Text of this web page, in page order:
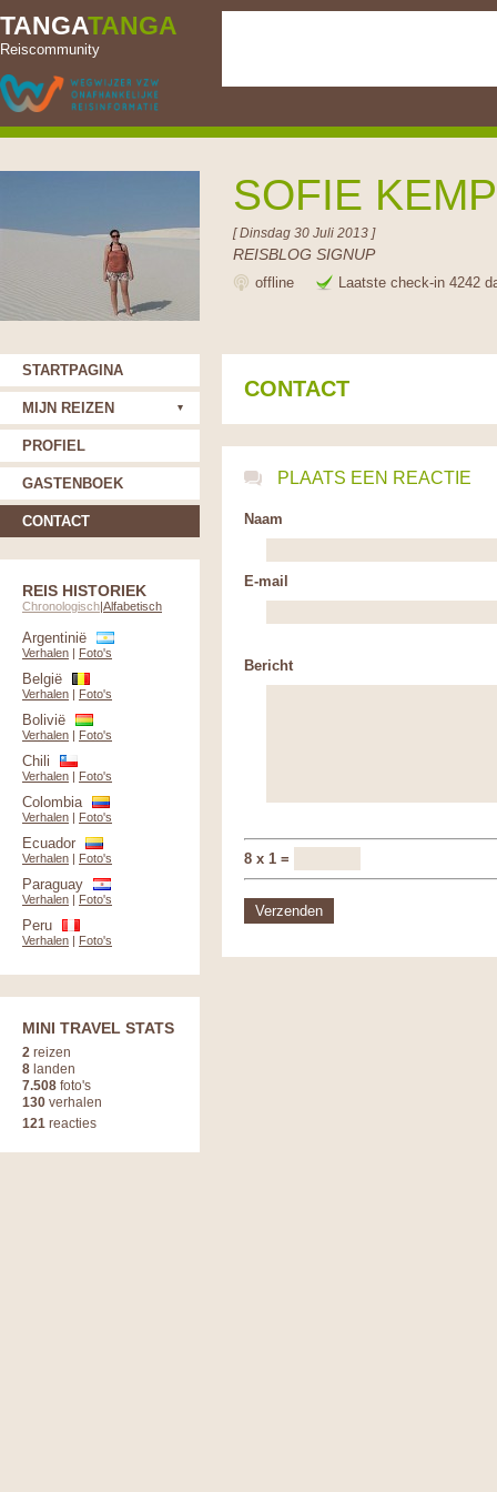
TANGATANGA
Reiscommunity
SOFIE
[ Dinsdag 30 Juli 2013 ]
REISBLOG SIGNUP
offline Laatste check-in 4242
CONTACT
PLAATS EEN REACTIE
Naam
E-mail
Bericht
8 x 1 =
STARTPAGINA
MIJN REIZEN
PROFIEL
GASTENBOEK
CONTACT
REIS HISTORIEK
Chronologisch|Alfabetisch
Argentinië
Verhalen | Foto's
België
Verhalen | Foto's
Bolivië
Verhalen | Foto's
Chili
Verhalen | Foto's
Colombia
Verhalen | Foto's
Ecuador
Verhalen | Foto's
Paraguay
Verhalen | Foto's
Peru
Verhalen | Foto's
MINI TRAVEL STATS
2 reizen
8 landen
7.508 foto's
130 verhalen
121 reacties